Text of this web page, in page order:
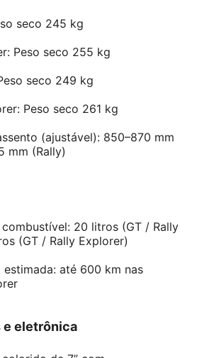
seco 245 kg
Peso seco 255 kg
seco 249 kg
Peso seco 261 kg
(ajustável): 850–870 mm
mm (Rally)
combustível: 20 litros (GT / Rally
(GT / Rally Explorer)
estimada: até 600 km nas
e eletrônica